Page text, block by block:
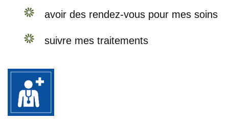
avoir des rendez-vous pour mes soins
suivre mes traitements